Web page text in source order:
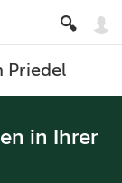
Priedel
in Ihrer